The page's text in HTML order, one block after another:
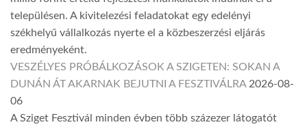
településen. A kivitelezési feladatokat egy edelényi
székhelyű vállalkozás nyerte el a közbeszerzési eljárás
eredményeként.
VESZÉLYES PRÓBÁLKOZÁSOK A SZIGETEN: SOKAN A
DUNÁN ÁT AKARNAK BEJUTNI A FESZTIVÁLRA 2026-08-
06
A Sziget Fesztivál minden évben több százezer látogatót